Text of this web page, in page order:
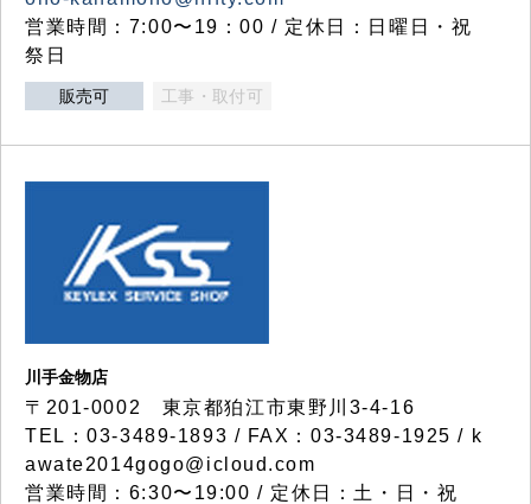
営業時間：7:00〜19：00 / 定休日：日曜日・祝
祭日
販売可 工事・取付可
川手金物店
〒201-0002 東京都狛江市東野川3-4-16
TEL：03-3489-1893 / FAX：03-3489-1925 / k
awate2014gogo@icloud.com
営業時間：6:30〜19:00 / 定休日：土・日・祝